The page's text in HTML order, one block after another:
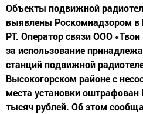
Объекты подвижной
выявлены Роскомнадзором в
РТ. Оператор связи ООО
за использование
станций подвижной
Высокогорском районе с
места установки
тысяч рублей. Об этом